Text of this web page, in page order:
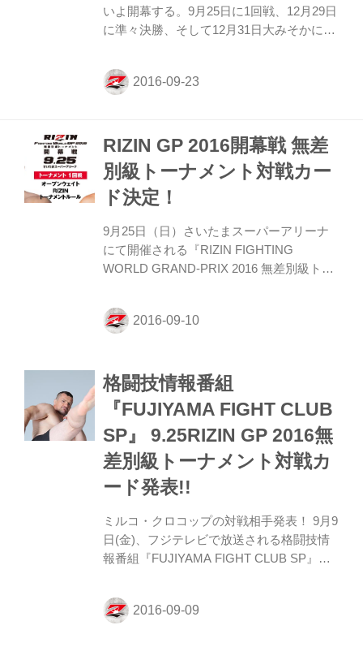
PRIDE無差別級で優勝をした...
いよ開幕する。9月25日に1回戦、12月29日
に準々決勝、そして12月31日大みそかに準
決定する。出場者は世界中の格闘技団体か
ら代表された14名。1回戦は12選手が闘
手が12月29日の準々決勝からの出場とな
る。 世界一強い男の称号を得るために
RIZINの舞台に集結した強豪ファイターた
ち。そのなかでも今回の無差別級グランプ
コ・クロコップの電撃参戦だ。 1990年代後
半から2000年代にかけ日本中に巻き起こ
っ...
RIZIN GP 2016開幕戦 無差
別級トーナメント対戦カー
ド決定！
9月25日（日）さいたまスーパーアリーナ
にて開催される『RIZIN FIGHTING
WORLD GRAND-PRIX 2016 無差別級トー
月9日（金）放送のフジテレビ
「FUJIYAMA FIGHT CLUB」番組内でアナ
たミルコ・クロコップの対戦相手は、韓国
ROAD FCを代表して参戦するミョン・ヒ
ョンマンに決定。ヒョンマンはキックボク
サーとしては百戦錬磨。MMAでも3勝を挙
げておりその全てがKO勝利というストラ
イカーだ。 他、対戦カードは以下の通りと
なる。 イリー...
格闘技情報番組
『FUJIYAMA FIGHT CLUB
SP』 9.25RIZIN GP 2016無
差別級トーナメント対戦カ
ード発表!!
ミルコ・クロコップの対戦相手発表！ 9月9
日(金)、フジテレビで放送される格闘技情
報番組『FUJIYAMA FIGHT CLUB SP』
ーナで開催される『RIZIN FIGHTING
WORLD GP 2016 無差別級トーナメント 開